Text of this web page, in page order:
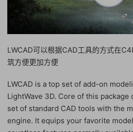
LWCAD可以根据CAD工具的方式在
筑方便更加方便
LWCAD is a top set of add-on
LightWave 3D. Core of this package
set of standard CAD tools with the
engine. It equips your favorite